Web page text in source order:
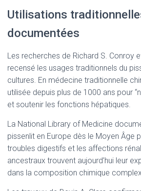
Utilisations
documentées
Les recherches de Richard S. Conroy
recensé les usages traditionnels du
cultures. En médecine traditionnelle
utilisée depuis plus de 1000 ans pour
et soutenir les fonctions hépatiques.
La National Library of Medicine
pissenlit en Europe dès le Moyen Âge
troubles digestifs et les affections
ancestraux trouvent aujourd’hui leur
dans la composition chimique